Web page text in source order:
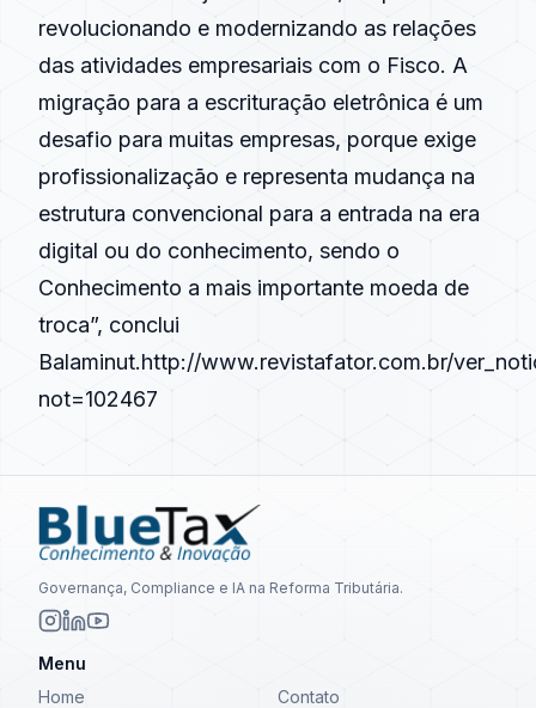
revolucionando e modernizando as relações
das atividades empresariais com o Fisco. A
migração para a escrituração eletrônica é um
desafio para muitas empresas, porque exige
profissionalização e representa mudança na
estrutura convencional para a entrada na era
digital ou do conhecimento, sendo o
Conhecimento a mais importante moeda de
troca”, conclui
Balaminut.http://www.revistafator.com.br/
not=102467
Governança, Compliance e IA na Reforma Tributária.
Menu
Home
Contato